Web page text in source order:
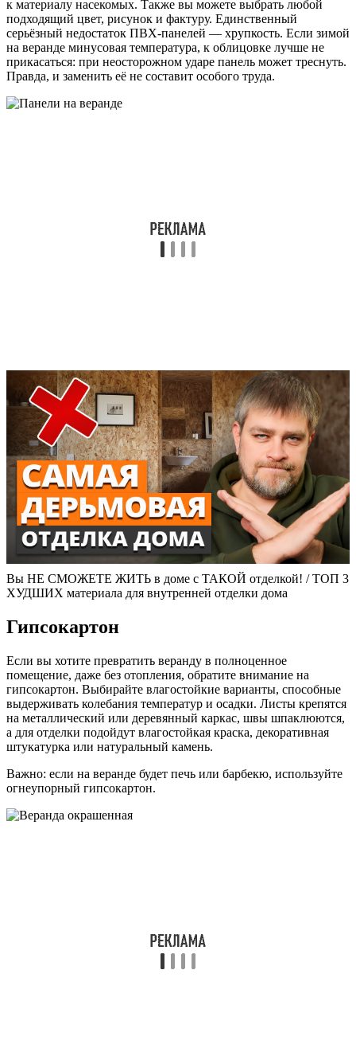
к материалу насекомых. Также вы можете выбрать любой
подходящий цвет, рисунок и фактуру. Единственный
серьёзный недостаток ПВХ-панелей — хрупкость. Если зимой
на веранде минусовая температура, к облицовке лучше не
прикасаться: при неосторожном ударе панель может треснуть.
Правда, и заменить её не составит особого труда.
Вы НЕ СМОЖЕТЕ ЖИТЬ в доме с ТАКОЙ отделкой! / ТОП 3
ХУДШИХ материала для внутренней отделки дома
Гипсокартон
Если вы хотите превратить веранду в полноценное
помещение, даже без отопления, обратите внимание на
гипсокартон. Выбирайте влагостойкие варианты, способные
выдерживать колебания температур и осадки. Листы крепятся
на металлический или деревянный каркас, швы шпаклюются,
а для отделки подойдут влагостойкая краска, декоративная
штукатурка или натуральный камень.
Важно: если на веранде будет печь или барбекю, используйте
огнеупорный гипсокартон.